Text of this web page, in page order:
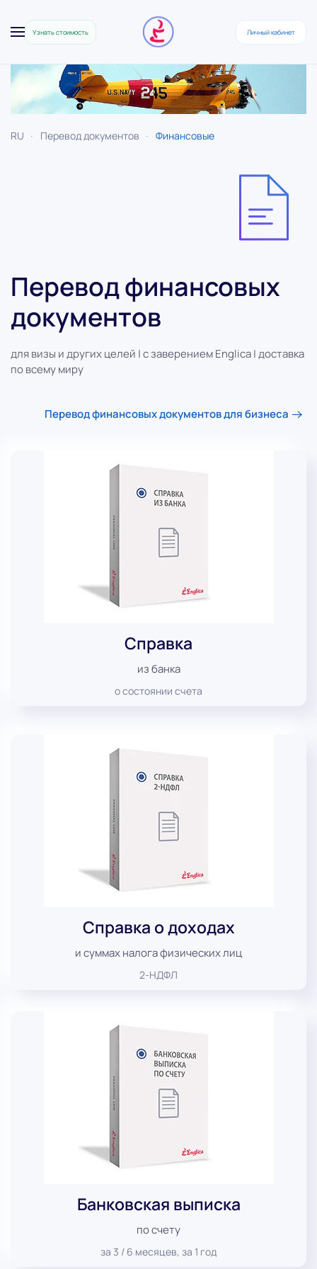
Skip to main content
Узнать стоимость Личный кабинет
RU Перевод документов Финансовые
Перевод финансовых
документов
для визы и других целей | с заверением Englica | доставка
по всему миру
Перевод финансовых документов для бизнеса
Справка
из банка
о состоянии счета
Справка о доходах
и суммах налога физических лиц
2-НДФЛ
Банковская выписка
по счету
за 3 / 6 месяцев, за 1 год